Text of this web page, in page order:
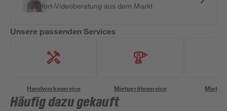
Sofort-Videoberatung aus dem Markt
Unsere passenden Services
Handwerksservice Mietgeräteservice
Häufig dazu gekauft